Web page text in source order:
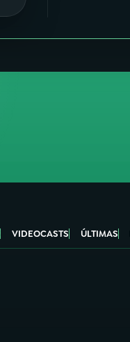
VIDEOCASTS ÚLTIMAS